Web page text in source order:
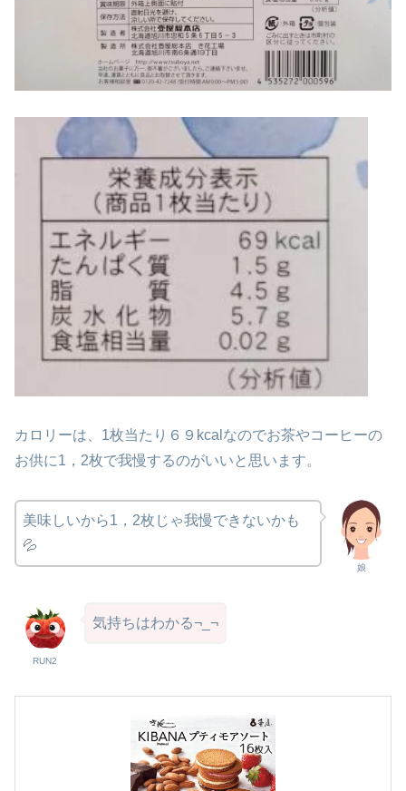
カロリーは、1枚当たり６９kcalなのでお茶やコーヒーの
お供に1，2枚で我慢するのがいいと思います。
娘
美味しいから1，2枚じゃ我慢できないかも
💦
RUN2
気持ちはわかる¬_¬